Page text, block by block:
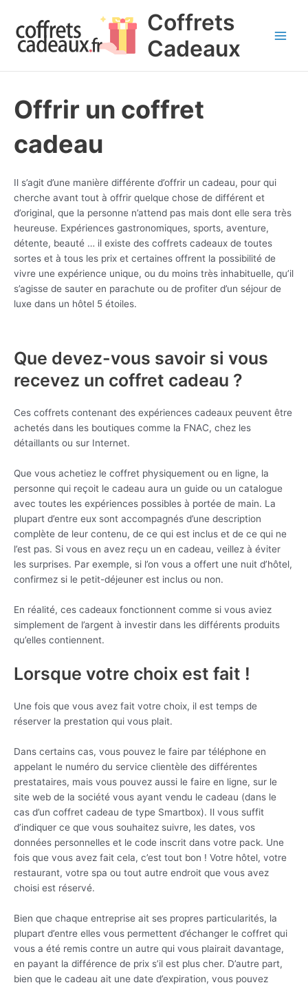
contenu
Coffrets
Cadeaux
Offrir un coffret
cadeau
Il s’agit d’une manière différente d’offrir un cadeau, pour qui
cherche avant tout à offrir quelque chose de différent et
d’original, que la personne n’attend pas mais dont elle sera très
heureuse. Expériences gastronomiques, sports, aventure,
détente, beauté … il existe des coffrets cadeaux de toutes
sortes et à tous les prix et certaines offrent la possibilité de
vivre une expérience unique, ou du moins très inhabituelle, qu’il
s’agisse de sauter en parachute ou de profiter d’un séjour de
luxe dans un hôtel 5 étoiles.
Que devez-vous savoir si vous
recevez un coffret cadeau ?
Ces coffrets contenant des expériences cadeaux peuvent être
achetés dans les boutiques comme la FNAC, chez les
détaillants ou sur Internet.
Que vous achetiez le coffret physiquement ou en ligne, la
personne qui reçoit le cadeau aura un guide ou un catalogue
avec toutes les expériences possibles à portée de main. La
plupart d’entre eux sont accompagnés d’une description
complète de leur contenu, de ce qui est inclus et de ce qui ne
l’est pas. Si vous en avez reçu un en cadeau, veillez à éviter
les surprises. Par exemple, si l’on vous a offert une nuit d’hôtel,
confirmez si le petit-déjeuner est inclus ou non.
En réalité, ces cadeaux fonctionnent comme si vous aviez
simplement de l’argent à investir dans les différents produits
qu’elles contiennent.
Lorsque votre choix est fait !
Une fois que vous avez fait votre choix, il est temps de
réserver la prestation qui vous plait.
Dans certains cas, vous pouvez le faire par téléphone en
appelant le numéro du service clientèle des différentes
prestataires, mais vous pouvez aussi le faire en ligne, sur le
site web de la société vous ayant vendu le cadeau (dans le
cas d’un coffret cadeau de type Smartbox). Il vous suffit
d’indiquer ce que vous souhaitez suivre, les dates, vos
données personnelles et le code inscrit dans votre pack. Une
fois que vous avez fait cela, c’est tout bon ! Votre hôtel, votre
restaurant, votre spa ou tout autre endroit que vous avez
choisi est réservé.
Bien que chaque entreprise ait ses propres particularités, la
plupart d’entre elles vous permettent d’échanger le coffret qui
vous a été remis contre un autre qui vous plairait davantage,
en payant la différence de prix s’il est plus cher. D’autre part,
bien que le cadeau ait une date d’expiration, vous pouvez